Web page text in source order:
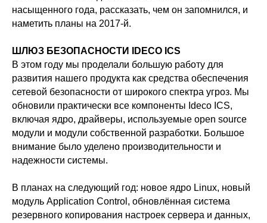
насыщенного года, рассказать, чем он запомнился, и
наметить планы на 2017-й.
ШЛЮЗ БЕЗОПАСНОСТИ IDECO ICS
В этом году мы проделали большую работу для
развития нашего продукта как средства обеспечения
сетевой безопасности от широкого спектра угроз. Мы
обновили практически все компоненты Ideco ICS,
включая ядро, драйверы, используемые open source
модули и модули собственной разработки. Большое
внимание было уделено производительности и
надежности системы.
В планах на следующий год: новое ядро Linux, новый
модуль Application Control, обновлённая система
резервного копирования настроек сервера и данных,